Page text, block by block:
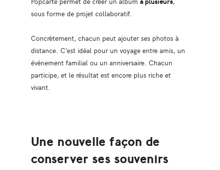
sous forme de projet collaboratif.
Concrètement, chacun peut ajouter ses photos à
distance. C’est idéal pour un voyage entre amis, un
événement familial ou un anniversaire. Chacun
participe, et le résultat est encore plus riche et
vivant.
Une nouvelle façon de
conserver ses souvenirs